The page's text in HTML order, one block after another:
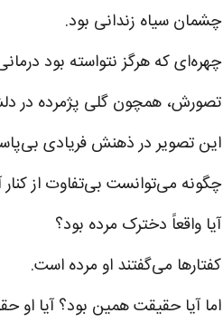
چشمان سیاه زندانی بود.
چهره‌ای که هرگز نتواسته بود
تصورش، همچون گلی پژمرده در
این تصویر در ذهنش فریادی
چگونه می‌توانست بی‌تفاوت از کنار
آیا واقعاً دخترک مرده بود؟
کفتارها می‌گفتند او مرده است.
اما آیا حقیقت همین بود؟ آیا او